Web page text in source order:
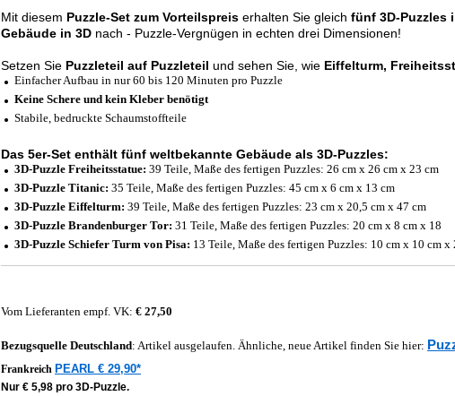
Mit diesem Puzzle-Set zum Vorteilspreis erhalten Sie gleich fünf 3D-Puzzles
Gebäude in 3D nach - Puzzle-Vergnügen in echten drei Dimensionen!
Setzen Sie Puzzleteil auf Puzzleteil und sehen Sie, wie Eiffelturm,
Einfacher Aufbau in nur 60 bis 120 Minuten pro Puzzle
Keine Schere und kein Kleber benötigt
Stabile, bedruckte Schaumstoffteile
Das 5er-Set enthält fünf weltbekannte Gebäude als 3D-Puzzles:
3D-Puzzle Freiheitsstatue: 39 Teile, Maße des fertigen Puzzles: 26 cm x 26 cm x 23 cm
3D-Puzzle Titanic: 35 Teile, Maße des fertigen Puzzles: 45 cm x 6 cm x 13 cm
3D-Puzzle Eiffelturm: 39 Teile, Maße des fertigen Puzzles: 23 cm x 20,5 cm x 47 cm
3D-Puzzle Brandenburger Tor: 31 Teile, Maße des fertigen Puzzles: 20 cm x 8 cm x 18
3D-Puzzle Schiefer Turm von Pisa: 13 Teile, Maße des fertigen Puzzles: 10 cm x 10 cm x
Vom Lieferanten empf. VK: € 27,50
Bezugsquelle Deutschland: Artikel ausgelaufen. Ähnliche, neue Artikel finden Sie hier:
Frankreich PEARL € 29,90*
Nur € 5,98 pro 3D-Puzzle.